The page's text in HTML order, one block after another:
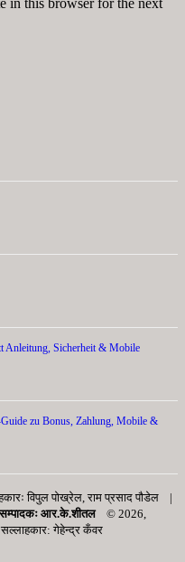
Anleitung, Sicherheit & Mobile
zu Bonus, Zahlung, Mobile &
विपुल पोख्रेल, राम प्रसाद पाैडेल |
सम्पादकः आर.के.शीतल
© 2026,
गेहेन्द्र कँवर